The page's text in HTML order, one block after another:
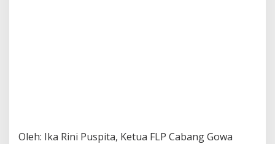
Oleh: Ika Rini Puspita, Ketua FLP Cabang Gowa